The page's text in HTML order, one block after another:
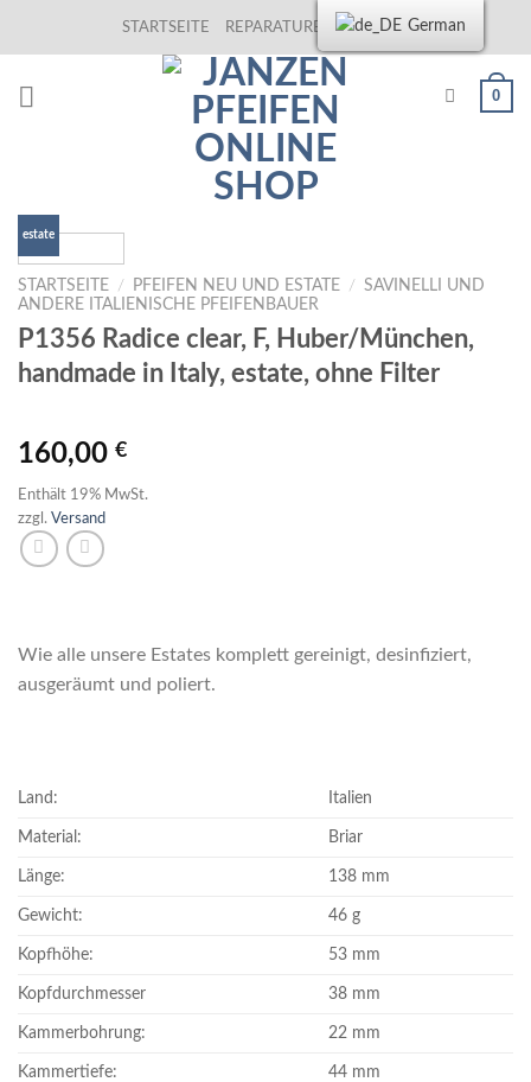
STARTSEITE REPARATUREN KONTAKT
0
estate
STARTSEITE / PFEIFEN NEU UND ESTATE / SAVINELLI UND
ANDERE ITALIENISCHE PFEIFENBAUER
P1356 Radice clear, F, Huber/München,
handmade in Italy, estate, ohne Filter
160,00 €
Enthält 19% MwSt.
zzgl. Versand
Wie alle unsere Estates komplett gereinigt, desinfiziert,
ausgeräumt und poliert.
Land: Italien
Material: Briar
Länge: 138 mm
Gewicht: 46 g
Kopfhöhe: 53 mm
Kopfdurchmesser 38 mm
Kammerbohrung: 22 mm
Kammertiefe: 44 mm
German